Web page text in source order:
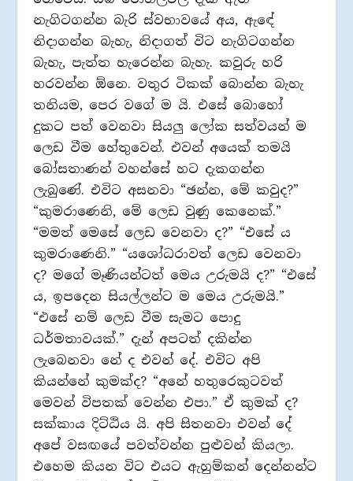
නැගිටගන්න බැරි ස්වභාවයේ අය, ඇඳේ
නිදාගන්න බැහැ, නිදාගත් විට නැගිටගන්න
බැහැ, පැත්ත හැරෙන්න බැහැ. කවුරු හරි
හරවන්න ඕනෙ. වතුර ටිකක් බොන්න බැහැ
තනියම, පෙර වගේ ම යි. එසේ බොහෝ
දුකට පත් වෙනවා සියලු ලෝක සත්වයන් ම
ලෙඩ වීම හේතුවෙන්. එවන් අයෙක් තමයි
බෝසතාණන් වහන්සේ හට දැකගන්න
ලැබුණේ. එවිට අසනවා “ඡන්න, මේ කවුද?”
“කුමරාණෙනි, මේ ලෙඩ වුණු කෙනෙක්.”
“මමත් මෙසේ ලෙඩ වෙනවා ද?” “එසේ ය
කුමරාණෙනි.” “යශෝධරාවත් ලෙඩ වෙනවා
ද? මගේ මෑණියන්ටත් මෙය උරුමයි ද?” “එසේ
ය, ඉපදෙන සියල්ලන්ට ම මෙය උරුමයි.”
“එසේ නම් ලෙඩ වීම සැමට පොදු
ධර්මතාවයක්.” දැන් අපටත් දකින්න
ලැබෙනවා නේ ද එවන් දේ. එවිට අපි
කියන්නේ කුමක්ද? “අනේ හතුරෙකුටවත්
මෙවන් විපතක් වෙන්න එපා.” ඒ කුමක් ද?
සක්කාය දිට්ඨිය යි. අපි සිතනවා එවන් දේ
අපේ වසඟයේ පවත්වන්න පුළුවන් කියලා.
එහෙම කියන විට එයට ඇහුම්කන් දෙන්නන්ට